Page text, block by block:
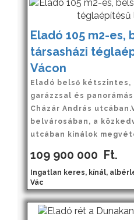
Eladó 105 m2-es,
társasházi
Vácon
Eladó belső kétszintes,
garázzsal és
Cházár András
belvárosában, a
utcában kínálok
109 900 000 Ft.
Ingatlan keres, kínál,
Vác